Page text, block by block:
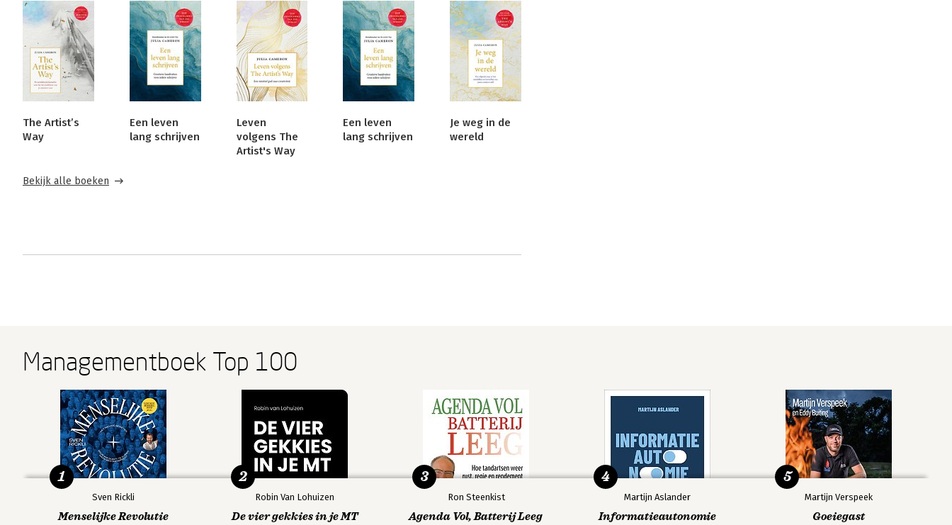
The Artist’s
Way
Een leven
lang schrijven
Leven
volgens The
Artist's Way
Een leven
lang schrijven
Je weg in de
wereld
Bekijk alle boeken
Managementboek Top 100
Sven Rickli
Menselijke Revolutie
1
Robin Van Lohuizen
De vier gekkies in je MT
2
Ron Steenkist
Agenda Vol, Batterij Leeg
3
Martijn Aslander
Informatieautonomie
4
Martijn Verspeek
Goeiegast
5